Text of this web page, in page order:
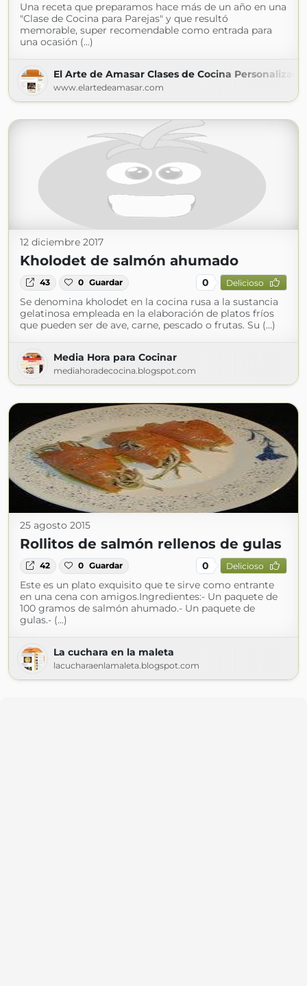
Una receta que preparamos hace más de un año en una
"Clase de Cocina para Parejas" y que resultó
memorable, super recomendable como entrada para
una ocasión (...)
El Arte de Amasar Clases de Cocina
www.elartedeamasar.com
12 diciembre 2017
Kholodet de salmón ahumado
43 0 Guardar 0 Delicioso
Se denomina kholodet en la cocina rusa a la sustancia
gelatinosa empleada en la elaboración de platos fríos
que pueden ser de ave, carne, pescado o frutas. Su (...)
Media Hora para Cocinar
mediahoradecocina.blogspot.com
25 agosto 2015
Rollitos de salmón rellenos de gulas
42 0 Guardar 0 Delicioso
Este es un plato exquisito que te sirve como entrante
en una cena con amigos.Ingredientes:- Un paquete de
100 gramos de salmón ahumado.- Un paquete de
gulas.- (...)
La cuchara en la maleta
lacucharaenlamaleta.blogspot.com